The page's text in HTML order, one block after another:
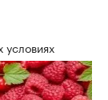
условиях